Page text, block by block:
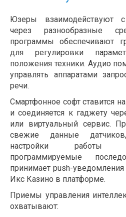
Юзеры взаимодействуют
через разнообразные
программы обеспечивают
для регулировки
положения техники. Аудио
управлять аппаратами
речи.
Смартфонное софт ставится
и соединяется к гаджету
или виртуальный сервис.
свежие данные
настройки работы
программируемые
принимает push-
Икс Казино в платформе.
Приемы управления
охватывают: